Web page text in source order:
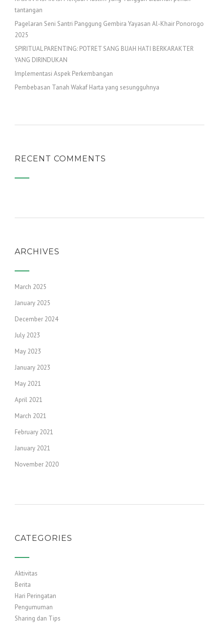
tantangan
Pagelaran Seni Santri Panggung Gembira Yayasan Al-Khair Ponorogo
2025
SPIRITUAL PARENTING: POTRET SANG BUAH HATI BERKARAKTER
YANG DIRINDUKAN
Implementasi Aspek Perkembangan
Pembebasan Tanah Wakaf Harta yang sesungguhnya
RECENT COMMENTS
ARCHIVES
March 2025
January 2025
December 2024
July 2023
May 2023
January 2023
May 2021
April 2021
March 2021
February 2021
January 2021
November 2020
CATEGORIES
Aktivitas
Berita
Hari Peringatan
Pengumuman
Sharing dan Tips